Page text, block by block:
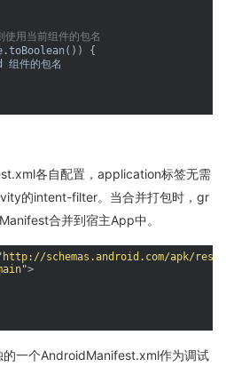
用当前组件的包名
{
件的包名
各自配置，application标签无需
的intent-filter。当合并打包时，gr
合并到宿主App中。
schemas.android.com/apk/res/
>
的一个AndroidManifest.xml作为调试